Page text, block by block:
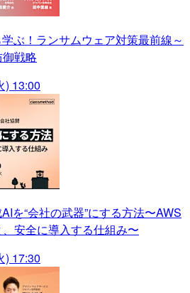
ぶ！ランサムウェア対策最前線～
戦略
) 13:00
を“会社の武器”にする方法〜AWS
安全に導入する仕組み〜
) 17:30